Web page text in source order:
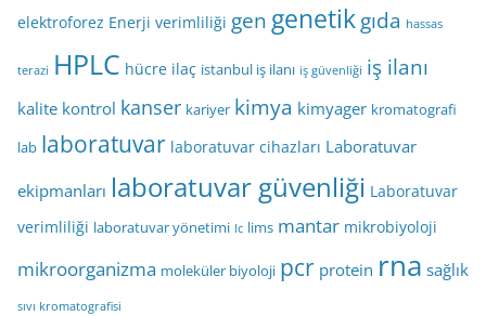
elektroforez Enerji verimliliği gen genetikgıda hassas
terazi HPLC hücre ilaç istanbul iş ilanı iş güvenliği iş ilanı
kalite kontrol kanser kariyer kimya kimyager kromatografi
lab laboratuvar laboratuvar cihazları Laboratuvar
ekipmanları laboratuvar güvenliği Laboratuvar
verimliliği laboratuvar yönetimi lc lims mantar mikrobiyoloji
mikroorganizma moleküler biyoloji pcr protein rna sağlık
sıvı kromatografisi